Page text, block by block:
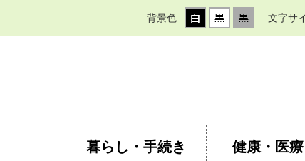
背景色 文字サ
暮らし・手続き 健康・医